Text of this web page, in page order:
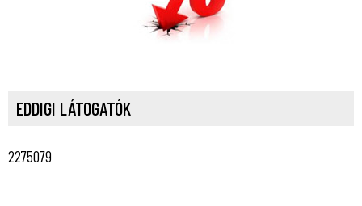
EDDIGI LÁTOGATÓK
2275079